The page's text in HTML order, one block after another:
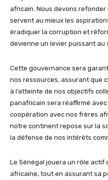
africain. Nous devons refonder
servent au mieux les
éradiquer la corruption et
devienne un levier puissant au
Cette gouvernance sera
nos ressources, assurant que
à l’atteinte de nos objectifs
panafricain sera réaffirmé
coopération avec nos frères
notre continent repose sur la
la défense de nos intérêts
Le Sénégal jouera un rôle actif
africaine, tout en assurant sa